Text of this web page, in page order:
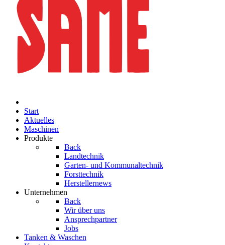
Start
Aktuelles
Maschinen
Produkte
Back
Landtechnik
Garten- und Kommunaltechnik
Forsttechnik
Herstellernews
Unternehmen
Back
Wir über uns
Ansprechpartner
Jobs
Tanken & Waschen